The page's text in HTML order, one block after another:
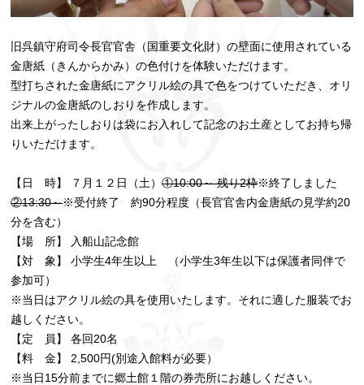
旧呉鎮守府司令長官官舎（国重要文化財）の壁面に使用されている
金唐紙（きんからかみ）の色付けを体験いただけます。
型打ちされた金唐紙にアクリル絵の具で色をつけていただき、オリ
ジナルの金唐紙のしおりを作成します。
出来上がったしおりは袋にお入れして記念のお土産としてお持ち帰
りいただけます。
【日 時】 ７月１２日（土）①10:00～ 残り2枠※終了しました
②13:30～※受付終了 約90分程度（長官官舎内金唐紙の見学約20
分を含む）
【場 所】 入船山記念館
【対 象】 小学生4年生以上 （小学生3年生以下は保護者同伴で
参加可）
※当日はアクリル絵の具を使用いたします。それに適した服装でお
越しください。
【定 員】 各回20名
【料 金】 2,500円(別途入館料が必要）
※当日15分前までに郷土館１階の券売所にお越しください。